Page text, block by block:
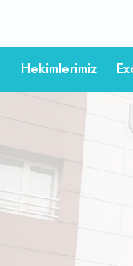
Hekimlerimiz